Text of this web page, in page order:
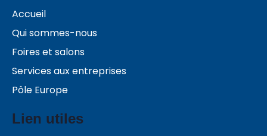
Accueil
Qui sommes-nous
Foires et salons
Services aux entreprises
Pôle Europe
Lien utiles